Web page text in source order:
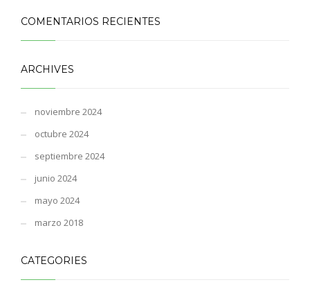
COMENTARIOS RECIENTES
ARCHIVES
noviembre 2024
octubre 2024
septiembre 2024
junio 2024
mayo 2024
marzo 2018
CATEGORIES